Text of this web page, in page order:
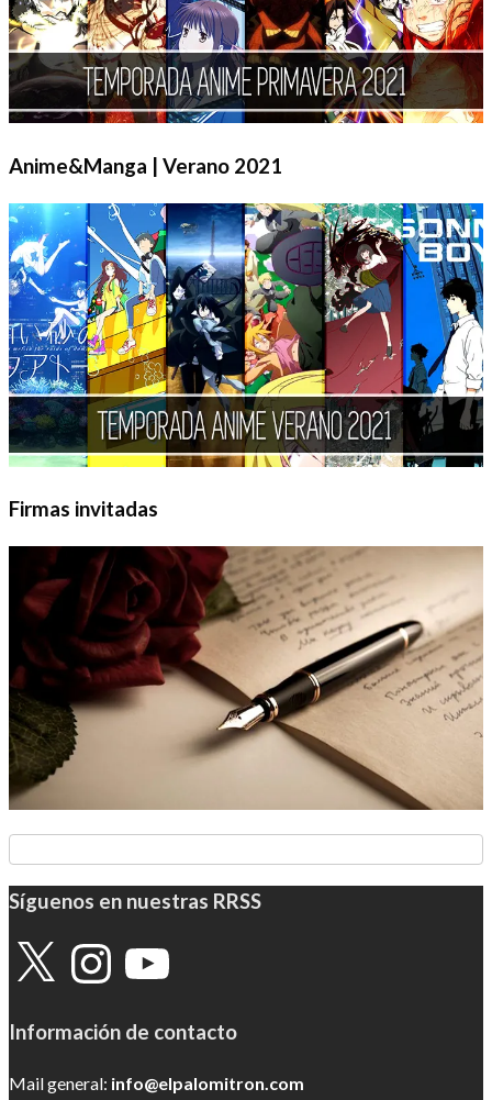
Anime&Manga | Verano 2021
Firmas invitadas
Síguenos en nuestras RRSS
X InstagramYouTube
Información de contacto
Mail general: info@elpalomitron.com